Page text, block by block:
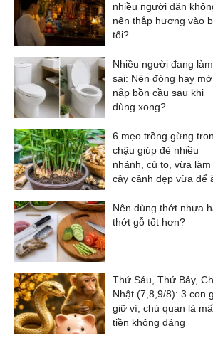
nhiều người dặn
nên thắp hương vào
tối?
Nhiều người đang làm
sai: Nên đóng hay mở
nắp bồn cầu sau khi
dùng xong?
6 mẹo trồng gừng
chậu giúp đẻ nhiều
nhánh, củ to, vừa làm
cây cảnh đẹp vừa để
Nên dùng thớt nhựa
thớt gỗ tốt hơn?
Thứ Sáu, Thứ Bảy,
Nhật (7,8,9/8): 3 con
giữ ví, chủ quan là
tiền không đáng